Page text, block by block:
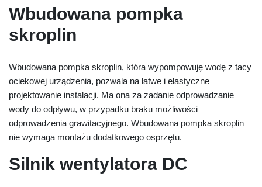
Wbudowana pompka
skroplin
Wbudowana pompka skroplin, która wypompowuję wodę z tacy
ociekowej urządzenia, pozwala na łatwe i elastyczne
projektowanie instalacji. Ma ona za zadanie odprowadzanie
wody do odpływu, w przypadku braku możliwości
odprowadzenia grawitacyjnego. Wbudowana pompka skroplin
nie wymaga montażu dodatkowego osprzętu.
Silnik wentylatora DC